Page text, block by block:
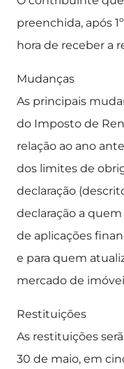
preenchida, após
hora de receber a
Mudanças
As principais
do Imposto de
relação ao ano
dos limites de
declaração
declaração a
de aplicações
e para quem
mercado de
Restituições
As restituições
30 de maio, em